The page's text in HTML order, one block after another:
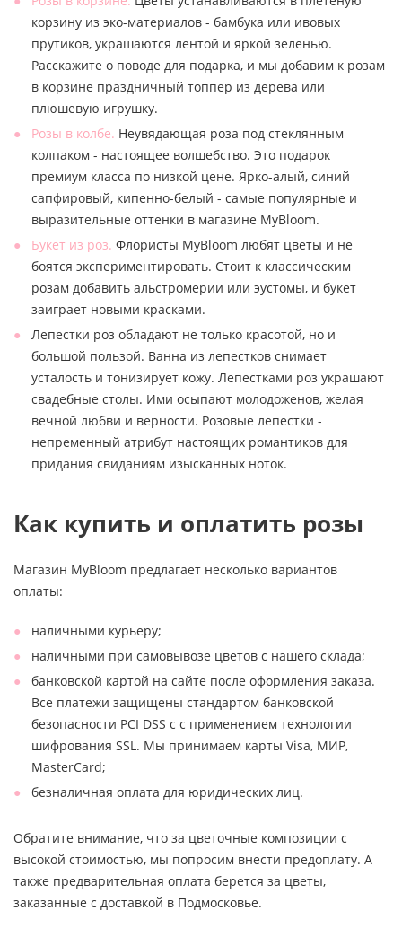
корзину из эко-материалов - бамбука или ивовых
прутиков, украшаются лентой и яркой зеленью.
Расскажите о поводе для подарка, и мы добавим к розам
в корзине праздничный топпер из дерева или
плюшевую игрушку.
Розы в колбе. Неувядающая роза под стеклянным
колпаком - настоящее волшебство. Это подарок
премиум класса по низкой цене. Ярко-алый, синий
сапфировый, кипенно-белый - самые популярные и
выразительные оттенки в магазине MyBloom.
Букет из роз. Флористы MyBloom любят цветы и не
боятся экспериментировать. Стоит к классическим
розам добавить альстромерии или эустомы, и букет
заиграет новыми красками.
Лепестки роз обладают не только красотой, но и
большой пользой. Ванна из лепестков снимает
усталость и тонизирует кожу. Лепестками роз украшают
свадебные столы. Ими осыпают молодоженов, желая
вечной любви и верности. Розовые лепестки -
непременный атрибут настоящих романтиков для
придания свиданиям изысканных ноток.
Как купить и оплатить розы
Магазин MyBloom предлагает несколько вариантов
оплаты:
наличными курьеру;
наличными при самовывозе цветов с нашего склада;
банковской картой на сайте после оформления заказа.
Все платежи защищены стандартом банковской
безопасности PCI DSS с с применением технологии
шифрования SSL. Мы принимаем карты Visa, МИР,
MasterCard;
безналичная оплата для юридических лиц.
Обратите внимание, что за цветочные композиции с
высокой стоимостью, мы попросим внести предоплату. А
также предварительная оплата берется за цветы,
заказанные с доставкой в Подмосковье.